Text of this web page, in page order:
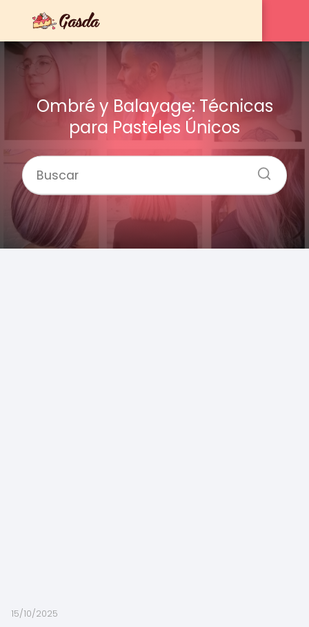
Ombré y Balayage: Técnicas
para Pasteles Únicos
15/10/2025